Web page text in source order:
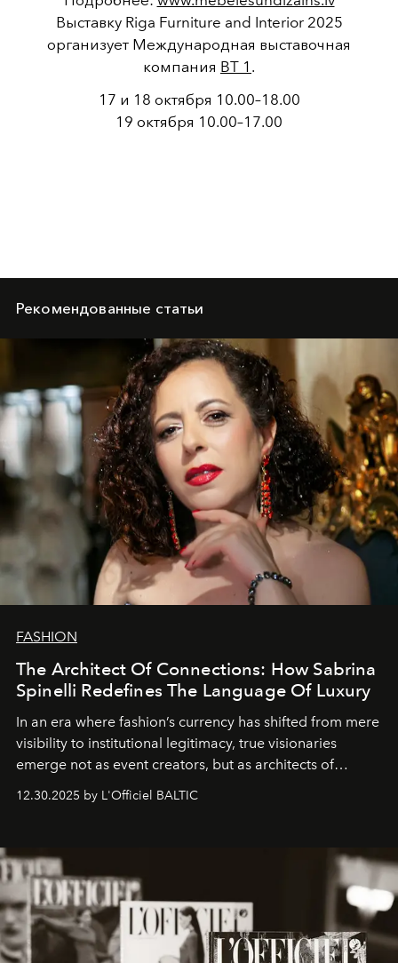
Выставку Riga Furniture and Interior 2025
организует Международная выставочная
компания BT 1 .
17 и 18 октября 10.00–18.00
19 октября 10.00–17.00
Рекомендованные статьи
FASHION
The Architect Of Connections: How Sabrina
Spinelli Redefines The Language Of Luxury
In an era where fashion’s currency has shifted from mere
visibility to institutional legitimacy, true visionaries
emerge not as event creators, but as architects of
ecosystems.
Sabrina Spinelli
brand strategist with three decades of mastery in luxury,
framework where creativity, commerce, and culture
converge with surgical precision.
12.30.2025 by L'Officiel BALTIC